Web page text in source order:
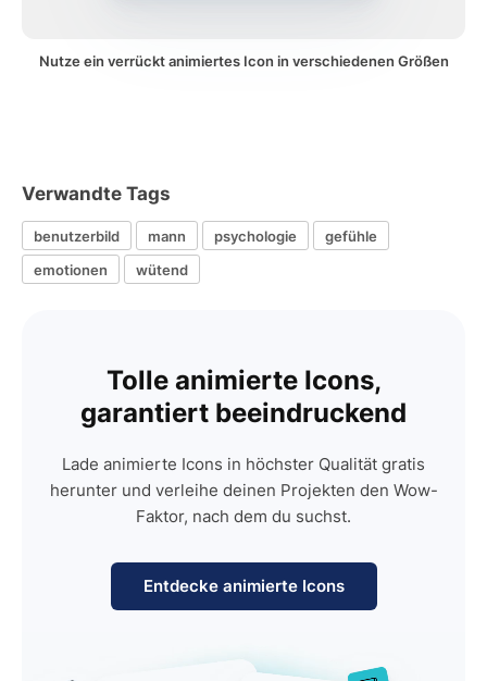
Nutze ein verrückt animiertes Icon in verschiedenen Größen
Verwandte Tags
benutzerbild mann psychologie
gefühle
emotionen
wütend
Tolle animierte Icons,
garantiert beeindruckend
Lade animierte Icons in höchster Qualität gratis
herunter und verleihe deinen Projekten den Wow-
Faktor, nach dem du suchst.
Entdecke animierte Icons